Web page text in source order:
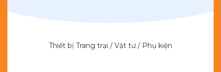
Thiết bị Trang trại / Vật tư / Phụ kiện